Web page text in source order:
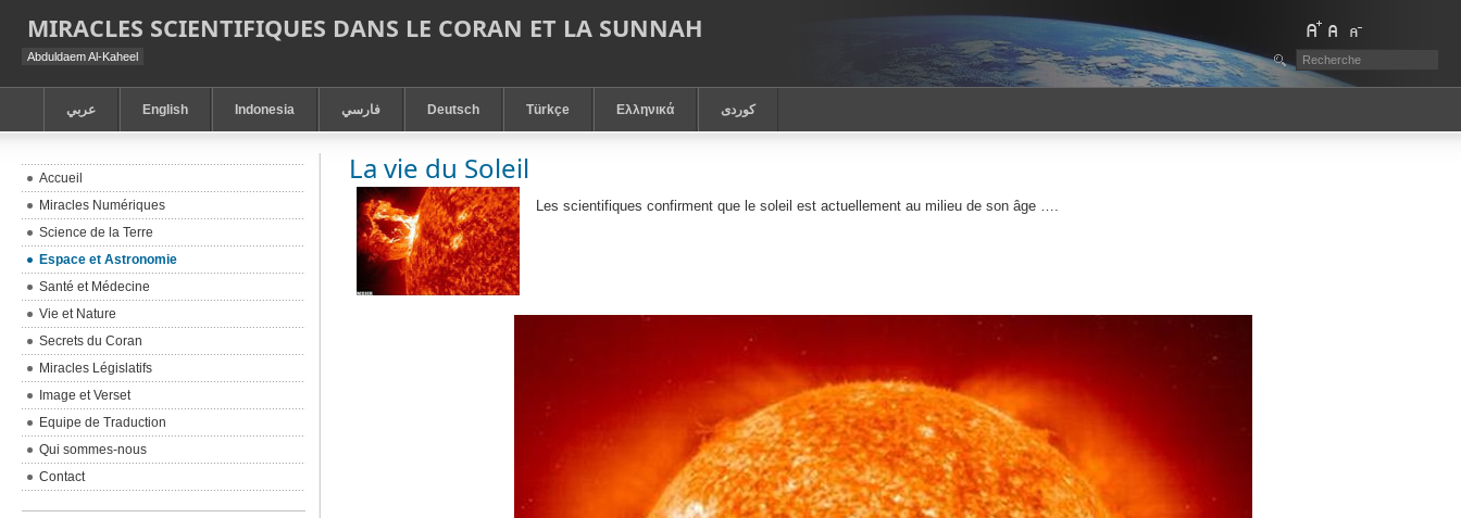
MIRACLES SCIENTIFIQUES DANS LE CORAN ET LA SUNNAH
Abduldaem Al-Kaheel
عربي English Indonesia فارسي Deutsch Türkçe Ελληνικά كوردى
La vie du Soleil
Les scientifiques confirment que le soleil est actuellement au milieu de son âge ….
Accueil
Miracles Numériques
Science de la Terre
Espace et Astronomie
Santé et Médecine
Vie et Nature
Secrets du Coran
Miracles Législatifs
Image et Verset
Equipe de Traduction
Qui sommes-nous
Contact